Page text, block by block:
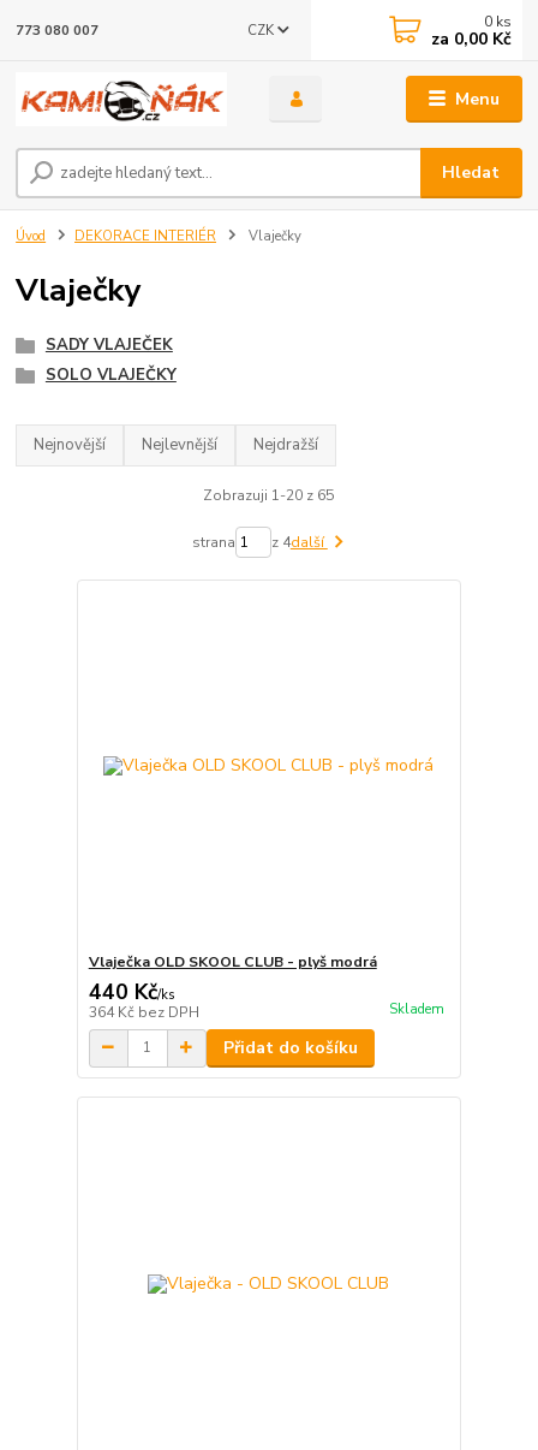
Menu
CZK
Hledat
773 080 007 0 ks
za 0,00 Kč
Úvod DEKORACE INTERIÉR Vlaječky
Vlaječky
SADY VLAJEČEK
SOLO VLAJEČKY
Nejnovější Nejlevnější Nejdražší
Zobrazuji 1-20 z 65
strana z 4další
Vlaječka OLD SKOOL CLUB - plyš modrá
440 Kč/ks
364 Kč bez DPH Skladem
Přidat do košíku